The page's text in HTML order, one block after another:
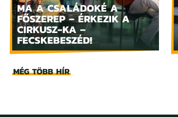
MA A CSALÁDOKÉ A
FŐSZEREP – ÉRKEZIK A
CIRKUSZ-KA –
FECSKEBESZÉD!
MÉG TÖBB HÍR